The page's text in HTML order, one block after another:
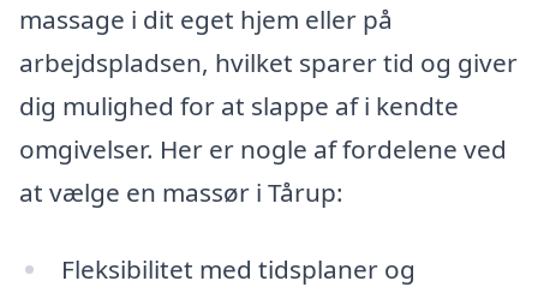
massage i dit eget hjem eller på
arbejdspladsen, hvilket sparer tid og giver
dig mulighed for at slappe af i kendte
omgivelser. Her er nogle af fordelene ved
at vælge en massør i Tårup:
Fleksibilitet med tidsplaner og